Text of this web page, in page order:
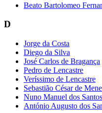
Beato Bartolomeo
D
Jorge da Costa
Diego da Silva
José Carlos de Bragança
Pedro de Lencastre
Veríssimo de Lencastre
Sebastião César de
Nuno Manuel dos
António Augusto dos